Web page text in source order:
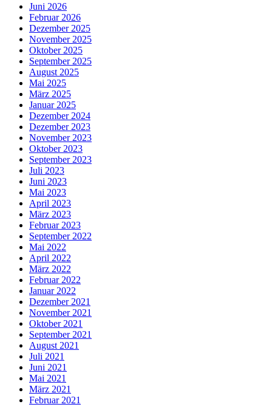
Juni 2026
Februar 2026
Dezember 2025
November 2025
Oktober 2025
September 2025
August 2025
Mai 2025
März 2025
Januar 2025
Dezember 2024
Dezember 2023
November 2023
Oktober 2023
September 2023
Juli 2023
Juni 2023
Mai 2023
April 2023
März 2023
Februar 2023
September 2022
Mai 2022
April 2022
März 2022
Februar 2022
Januar 2022
Dezember 2021
November 2021
Oktober 2021
September 2021
August 2021
Juli 2021
Juni 2021
Mai 2021
März 2021
Februar 2021